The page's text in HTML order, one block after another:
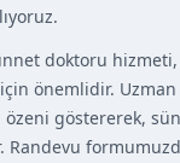
doktoru hizmeti,
için önemlidir.
özeni göstererek,
Randevu